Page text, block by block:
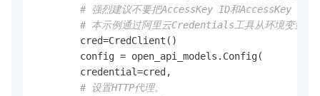
# 强烈建议不要把AccessKey ID和AccessKey
# 本示例通过阿里云Credentials工具从环境变
        cred=CredClient()
        config = open_api_models.Config(
        credential=cred,
# 设置HTTP代理。